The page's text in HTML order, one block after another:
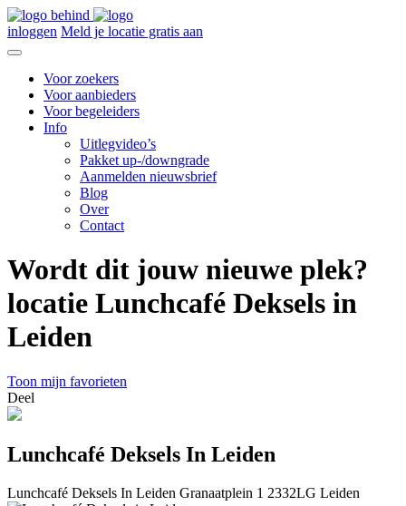
inloggen Meld je locatie gratis aan
Voor zoekers
Voor aanbieders
Voor begeleiders
Info
Uitlegvideo’s
Pakket up-/downgrade
Aanmelden nieuwsbrief
Blog
Over
Contact
Wordt dit jouw nieuwe plek?
locatie Lunchcafé Deksels in
Leiden
Toon mijn favorieten
Deel
Lunchcafé Deksels In Leiden
Lunchcafé Deksels In Leiden Granaatplein 1 2332LG Leiden